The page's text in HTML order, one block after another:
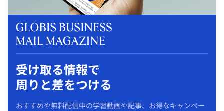
受け取る情報で
周りと差をつける
おすすめや無料配信中の学習動画や記事、お得なキャンペー